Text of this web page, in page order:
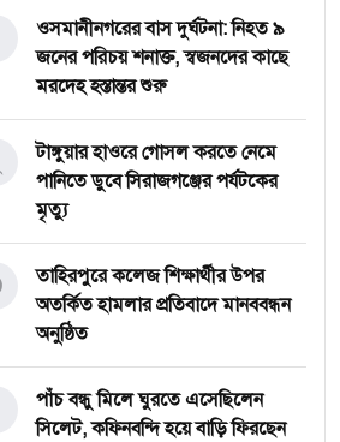
‎ওসমানীনগরের বাস দুর্ঘটনা: নিহত ৯
জনের পরিচয় শনাক্ত, স্বজনদের কাছে
মরদেহ হস্তান্তর শুরু
টাঙ্গুয়ার হাওরে গোসল করতে নেমে
পানিতে ডুবে সিরাজগঞ্জের পর্যটকের
মৃত্যু
তাহিরপুরে কলেজ শিক্ষার্থীর উপর
অতর্কিত হামলার প্রতিবাদে মানববন্ধন
অনুষ্ঠিত
পাঁচ বন্ধু মিলে ঘুরতে এসেছিলেন
সিলেট, কফিনবন্দি হয়ে বাড়ি ফিরছেন